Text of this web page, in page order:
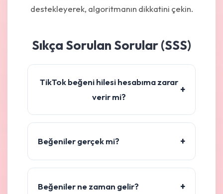
destekleyerek, algoritmanın dikkatini çekin.
Sıkça Sorulan Sorular (SSS)
TikTok beğeni hilesi hesabıma zarar
verir mi?
+
Beğeniler gerçek mi? +
Beğeniler ne zaman gelir? +